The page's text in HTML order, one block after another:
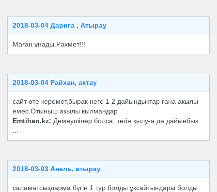
2018-03-04 Дарига , Атырау
Маған ұнады.Рахмет!!!
2018-03-04 Райхан, актау
сайт оте керемет,бырак неге 1 2 дайындыктар гана акылы
емес.Отыныш акылы кылмандар
Emtihan.kz: Демеушiлер болса, тегiн қылуға да дайынбыз
2018-03-03 Анель, атырау
саламатсыздарма бүгін 1 тур болды ұқсайтындары болды